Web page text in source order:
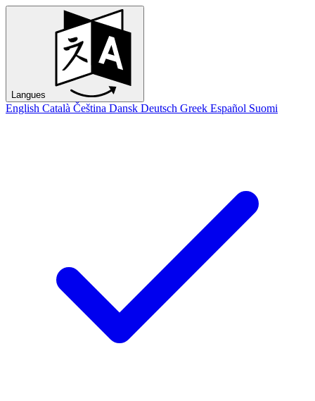
Langues
English Català Čeština Dansk Deutsch Greek Español Suomi